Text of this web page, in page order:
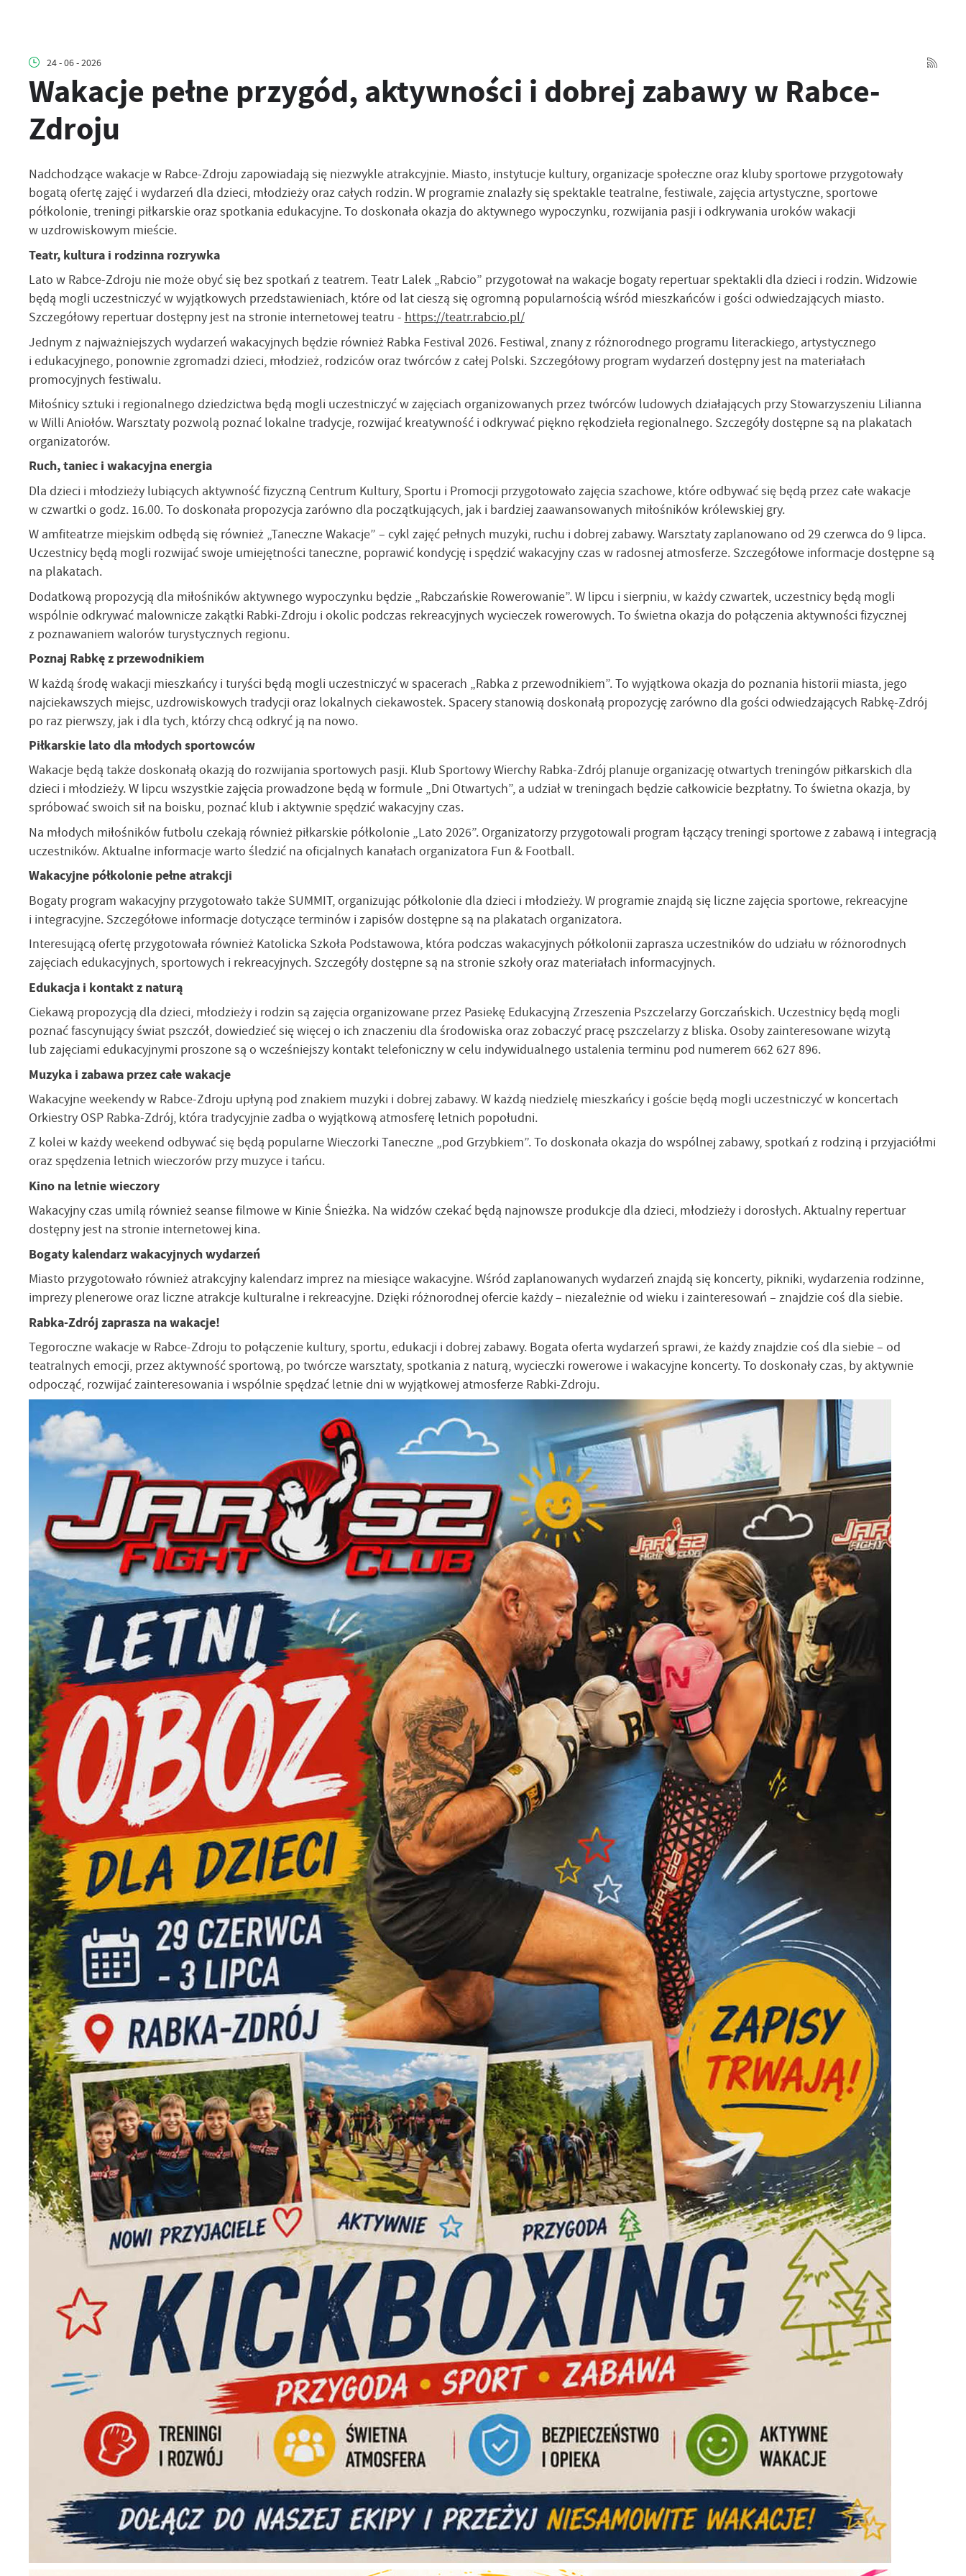
24 - 06 - 2026
Wakacje pełne przygód, aktywności i dobrej zabawy w Rabce-
Zdroju
Nadchodzące wakacje w Rabce-Zdroju zapowiadają się niezwykle atrakcyjnie. Miasto, instytucje kultury, organizacje społeczne oraz kluby sportowe przygotowały
bogatą ofertę zajęć i wydarzeń dla dzieci, młodzieży oraz całych rodzin. W programie znalazły się spektakle teatralne, festiwale, zajęcia artystyczne, sportowe
półkolonie, treningi piłkarskie oraz spotkania edukacyjne. To doskonała okazja do aktywnego wypoczynku, rozwijania pasji i odkrywania uroków wakacji
w uzdrowiskowym mieście.
Teatr, kultura i rodzinna rozrywka
Lato w Rabce-Zdroju nie może obyć się bez spotkań z teatrem. Teatr Lalek „Rabcio” przygotował na wakacje bogaty repertuar spektakli dla dzieci i rodzin. Widzowie
będą mogli uczestniczyć w wyjątkowych przedstawieniach, które od lat cieszą się ogromną popularnością wśród mieszkańców i gości odwiedzających miasto.
Szczegółowy repertuar dostępny jest na stronie internetowej teatru - https://teatr.rabcio.pl/
Jednym z najważniejszych wydarzeń wakacyjnych będzie również Rabka Festival 2026. Festiwal, znany z różnorodnego programu literackiego, artystycznego
i edukacyjnego, ponownie zgromadzi dzieci, młodzież, rodziców oraz twórców z całej Polski. Szczegółowy program wydarzeń dostępny jest na materiałach
promocyjnych festiwalu.
Miłośnicy sztuki i regionalnego dziedzictwa będą mogli uczestniczyć w zajęciach organizowanych przez twórców ludowych działających przy Stowarzyszeniu Lilianna
w Willi Aniołów. Warsztaty pozwolą poznać lokalne tradycje, rozwijać kreatywność i odkrywać piękno rękodzieła regionalnego. Szczegóły dostępne są na plakatach
organizatorów.
Ruch, taniec i wakacyjna energia
Dla dzieci i młodzieży lubiących aktywność fizyczną Centrum Kultury, Sportu i Promocji przygotowało zajęcia szachowe, które odbywać się będą przez całe wakacje
w czwartki o godz. 16.00. To doskonała propozycja zarówno dla początkujących, jak i bardziej zaawansowanych miłośników królewskiej gry.
W amfiteatrze miejskim odbędą się również „Taneczne Wakacje” – cykl zajęć pełnych muzyki, ruchu i dobrej zabawy. Warsztaty zaplanowano od 29 czerwca do 9 lipca.
Uczestnicy będą mogli rozwijać swoje umiejętności taneczne, poprawić kondycję i spędzić wakacyjny czas w radosnej atmosferze. Szczegółowe informacje dostępne są
na plakatach.
Dodatkową propozycją dla miłośników aktywnego wypoczynku będzie „Rabczańskie Rowerowanie”. W lipcu i sierpniu, w każdy czwartek, uczestnicy będą mogli
wspólnie odkrywać malownicze zakątki Rabki-Zdroju i okolic podczas rekreacyjnych wycieczek rowerowych. To świetna okazja do połączenia aktywności fizycznej
z poznawaniem walorów turystycznych regionu.
Poznaj Rabkę z przewodnikiem
W każdą środę wakacji mieszkańcy i turyści będą mogli uczestniczyć w spacerach „Rabka z przewodnikiem”. To wyjątkowa okazja do poznania historii miasta, jego
najciekawszych miejsc, uzdrowiskowych tradycji oraz lokalnych ciekawostek. Spacery stanowią doskonałą propozycję zarówno dla gości odwiedzających Rabkę-Zdrój
po raz pierwszy, jak i dla tych, którzy chcą odkryć ją na nowo.
Piłkarskie lato dla młodych sportowców
Wakacje będą także doskonałą okazją do rozwijania sportowych pasji. Klub Sportowy Wierchy Rabka-Zdrój planuje organizację otwartych treningów piłkarskich dla
dzieci i młodzieży. W lipcu wszystkie zajęcia prowadzone będą w formule „Dni Otwartych”, a udział w treningach będzie całkowicie bezpłatny. To świetna okazja, by
spróbować swoich sił na boisku, poznać klub i aktywnie spędzić wakacyjny czas.
Na młodych miłośników futbolu czekają również piłkarskie półkolonie „Lato 2026”. Organizatorzy przygotowali program łączący treningi sportowe z zabawą i integracją
uczestników. Aktualne informacje warto śledzić na oficjalnych kanałach organizatora Fun & Football.
Wakacyjne półkolonie pełne atrakcji
Bogaty program wakacyjny przygotowało także SUMMIT, organizując półkolonie dla dzieci i młodzieży. W programie znajdą się liczne zajęcia sportowe, rekreacyjne
i integracyjne. Szczegółowe informacje dotyczące terminów i zapisów dostępne są na plakatach organizatora.
Interesującą ofertę przygotowała również Katolicka Szkoła Podstawowa, która podczas wakacyjnych półkolonii zaprasza uczestników do udziału w różnorodnych
zajęciach edukacyjnych, sportowych i rekreacyjnych. Szczegóły dostępne są na stronie szkoły oraz materiałach informacyjnych.
Edukacja i kontakt z naturą
Ciekawą propozycją dla dzieci, młodzieży i rodzin są zajęcia organizowane przez Pasiekę Edukacyjną Zrzeszenia Pszczelarzy Gorczańskich. Uczestnicy będą mogli
poznać fascynujący świat pszczół, dowiedzieć się więcej o ich znaczeniu dla środowiska oraz zobaczyć pracę pszczelarzy z bliska. Osoby zainteresowane wizytą
lub zajęciami edukacyjnymi proszone są o wcześniejszy kontakt telefoniczny w celu indywidualnego ustalenia terminu pod numerem 662 627 896.
Muzyka i zabawa przez całe wakacje
Wakacyjne weekendy w Rabce-Zdroju upłyną pod znakiem muzyki i dobrej zabawy. W każdą niedzielę mieszkańcy i goście będą mogli uczestniczyć w koncertach
Orkiestry OSP Rabka-Zdrój, która tradycyjnie zadba o wyjątkową atmosferę letnich popołudni.
Z kolei w każdy weekend odbywać się będą popularne Wieczorki Taneczne „pod Grzybkiem”. To doskonała okazja do wspólnej zabawy, spotkań z rodziną i przyjaciółmi
oraz spędzenia letnich wieczorów przy muzyce i tańcu.
Kino na letnie wieczory
Wakacyjny czas umilą również seanse filmowe w Kinie Śnieżka. Na widzów czekać będą najnowsze produkcje dla dzieci, młodzieży i dorosłych. Aktualny repertuar
dostępny jest na stronie internetowej kina.
Bogaty kalendarz wakacyjnych wydarzeń
Miasto przygotowało również atrakcyjny kalendarz imprez na miesiące wakacyjne. Wśród zaplanowanych wydarzeń znajdą się koncerty, pikniki, wydarzenia rodzinne,
imprezy plenerowe oraz liczne atrakcje kulturalne i rekreacyjne. Dzięki różnorodnej ofercie każdy – niezależnie od wieku i zainteresowań – znajdzie coś dla siebie.
Rabka-Zdrój zaprasza na wakacje!
Tegoroczne wakacje w Rabce-Zdroju to połączenie kultury, sportu, edukacji i dobrej zabawy. Bogata oferta wydarzeń sprawi, że każdy znajdzie coś dla siebie – od
teatralnych emocji, przez aktywność sportową, po twórcze warsztaty, spotkania z naturą, wycieczki rowerowe i wakacyjne koncerty. To doskonały czas, by aktywnie
odpocząć, rozwijać zainteresowania i wspólnie spędzać letnie dni w wyjątkowej atmosferze Rabki-Zdroju.